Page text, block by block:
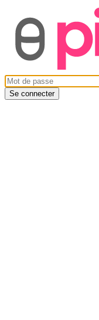
Se connecter